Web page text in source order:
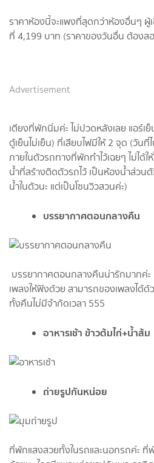
ราคาห้องนี้จะแพงที่สุดกว่าห้องอื่นๆ ผู้
ที่ 4,199 บาท (ราคาของวันอื่น ต้อง
Advertisement
เตียงที่พักนิ่มค่ะ ไม่ปวดหลังเลย แอร์เ
ตู้เย็นไม่เย็น) ที่เสียบไฟมีให้ 2 จุด (วันที่
ภายในตัวรถทางที่พักทำไว้เฉยๆ ไม่ได้ใ
นํ้าที่สร้างติดตัวรถไว้ เป็นห้องนํ้าส่วน
นํ้าในตัวนะ แต่เป็นโซนวิวสวนค่ะ)
บรรยากาศตอนกลางคืน
บรรยากาศตอนกลางคืนน่ารักมากค่
เพลงให้ฟังด้วย สามารถของเพลงได้
ทั้งคืนไม่มีจำกัดเวลา 555
อาหารเช้า ข้าวต้มไก่+นํ้าส้ม
ถ่ายรูปกันหน่อย
ที่พักแสงสวยทั้งในรถและนอกรถค่ะ